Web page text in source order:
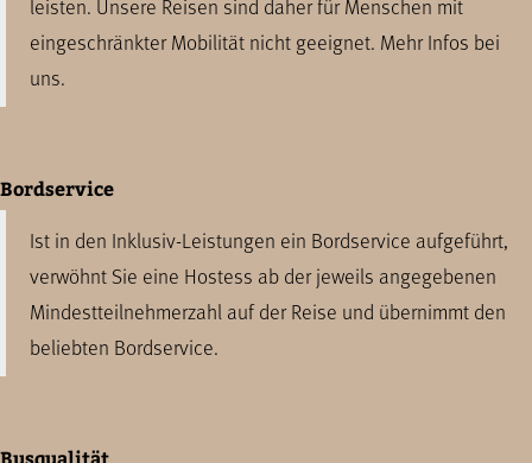
eingeschränkter Mobilität nicht geeignet. Mehr Infos bei
uns.
Bordservice
Ist in den Inklusiv-Leistungen ein Bordservice aufgeführt,
verwöhnt Sie eine Hostess ab der jeweils angegebenen
Mindestteilnehmerzahl auf der Reise und übernimmt den
beliebten Bordservice.
Busqualität